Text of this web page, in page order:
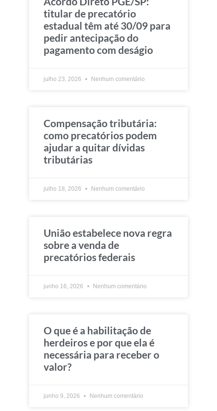
titular de precatório
estadual têm até 30/09 para
pedir antecipação do
pagamento com deságio
julho 23, 2026 Nenhum comentário
Compensação tributária:
como precatórios podem
ajudar a quitar dívidas
tributárias
julho 18, 2026 Nenhum comentário
União estabelece nova regra
sobre a venda de
precatórios federais
junho 16, 2026 Nenhum comentário
O que é a habilitação de
herdeiros e por que ela é
necessária para receber o
valor?
junho 9, 2026 Nenhum comentário